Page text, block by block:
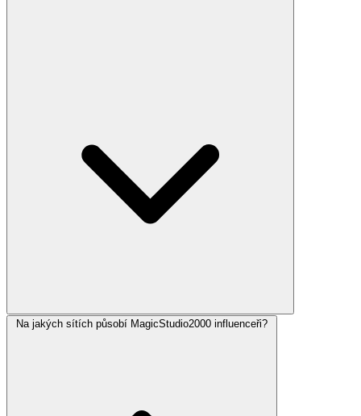
Na jakých sítích působí MagicStudio2000 influenceři?